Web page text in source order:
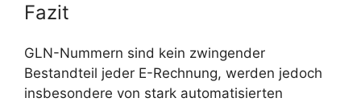
Fazit
GLN-Nummern sind kein zwingender
Bestandteil jeder E-Rechnung, werden jedoch
insbesondere von stark automatisierten